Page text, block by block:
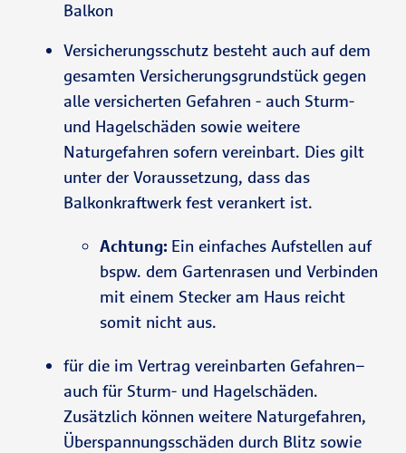
snehmer
dafür die
Gefahr trägt.
Eine Erhöhung auf
150 EUR/m² oder
200 EUR/m² ist
möglich.
Balkon
Versicherungsschutz besteht auch auf dem
gesamten Versicherungsgrundstück gegen
alle versicherten Gefahren - auch Sturm-
und Hagelschäden sowie weitere
Naturgefahren sofern vereinbart. Dies gilt
unter der Voraussetzung, dass das
Balkonkraftwerk fest verankert ist.
Achtung: Ein einfaches Aufstellen auf
bspw. dem Gartenrasen und Verbinden
mit einem Stecker am Haus reicht
somit nicht aus.
für die im Vertrag vereinbarten Gefahren–
auch für Sturm- und Hagelschäden.
Zusätzlich können weitere Naturgefahren,
Überspannungsschäden durch Blitz sowie